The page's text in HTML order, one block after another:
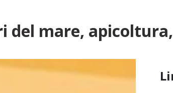
del mare,